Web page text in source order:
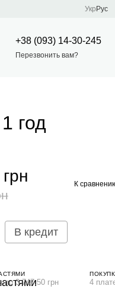
Укр Рус
+38 (093) 14-30-245
Перезвонить вам?
год
К
В кредит
по 3 747.50 грн 4